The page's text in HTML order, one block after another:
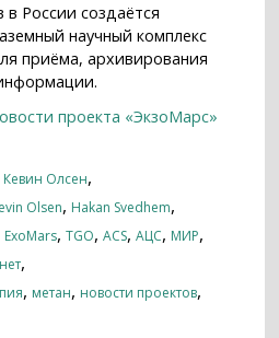
России создаётся
научный комплекс
приёма, архивирования
проекта «ЭкзоМарс»
Кевин Олсен,
Olsen, Hakan Svedhem,
ExoMars,TGO,ACS,АЦС, МИР,
,
, метан, новости проектов,